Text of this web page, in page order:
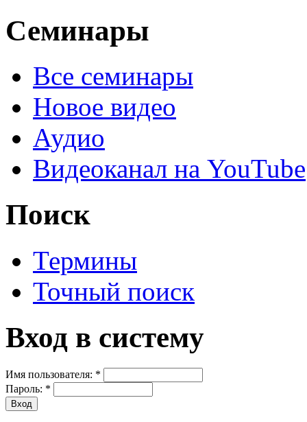
Семинары
Все семинары
Новое видео
Аудио
Видеоканал на YouTube
Поиск
Термины
Точный поиск
Вход в систему
Имя пользователя: *
Пароль: *